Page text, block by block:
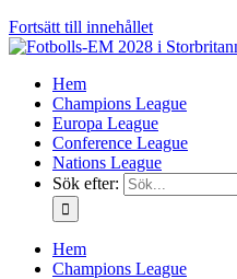
Fortsätt till innehållet
Hem
Champions League
Europa League
Conference League
Nations League
Sök efter:
Hem
Champions League